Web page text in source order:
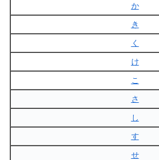
か
き
く
け
こ
さ
し
す
せ